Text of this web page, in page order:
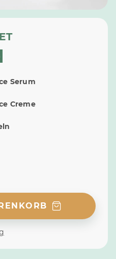
Serum
Creme